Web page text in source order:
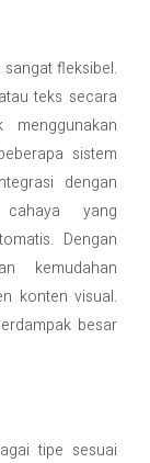
fleksibel.
teks secara
sistem
dengan
yang
Dengan
kemudahan
konten visual.
besar
tipe sesuai